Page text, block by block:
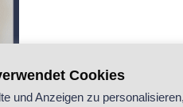
Cookies
und Anzeigen zu personalisieren,